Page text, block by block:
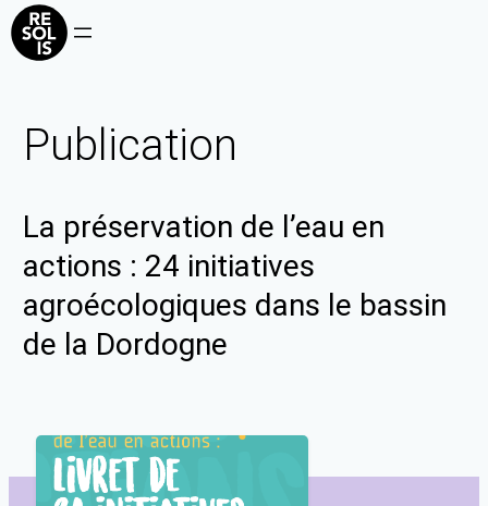
Publication
La préservation de l’eau en
actions : 24 initiatives
agroécologiques dans le bassin
de la Dordogne